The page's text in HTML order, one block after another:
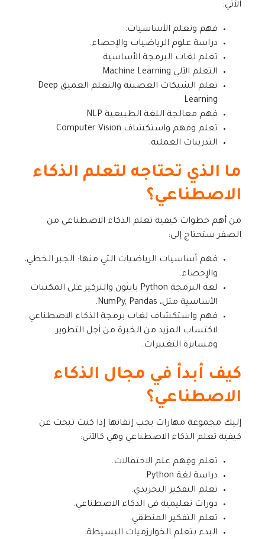
الآتي:
فهم وتعلم الأساسيات.
دراسة علوم الرياضيات والإحصاء.
تعلم لغات البرمجة الأساسية.
التعلم الآلي Machine Learning
تعلم الشبكات العصبية والتعلم العميق Deep
Learning
فهم معالجة اللغة الطبيعية NLP
تعلم وفهم واستكشاف Computer Vision
التدريبات العملية.
ما الذي تحتاجه لتعلم الذكاء
الاصطناعي؟
من أهم خطوات كيفية تعلم الذكاء الاصطناعي من
الصفر ستحتاج إلى:
فهم أساسيات الرياضيات التي منها: الجبر الخطي،
والإحصاء.
لغة البرمجة Python بايثون والتركيز على المكتبات
الأساسية مثل، NumPy, Pandas.
فهم واستكشاف لغات برمجة الذكاء الاصطناعي
لاكتساب المزيد من الخبرة من أجل التطوير
ومسايرة التغييرات.
كيف أبدأ في مجال الذكاء
الاصطناعي؟
إليك مجموعة مهارات يجب إتقانها إذا كنت تبحث عن
كيفية تعلم الذكاء الاصطناعي وهي كالآتي:
تعلم وفِهم علم الاحتمالات.
دراسة لغة Python.
تعلم التفكير التجريدي.
دورات تعليمية في الذكاء الاصطناعي.
تعلم التفكير المنطقي.
البدء بتعلم الخوارزميات البسيطة.